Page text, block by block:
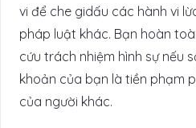
vi để che gidấu các hành vi
pháp luật khác. Bạn hoàn
cứu trách nhiệm hình sự nếu
khoản của bạn là tiền phạm
của người khác.